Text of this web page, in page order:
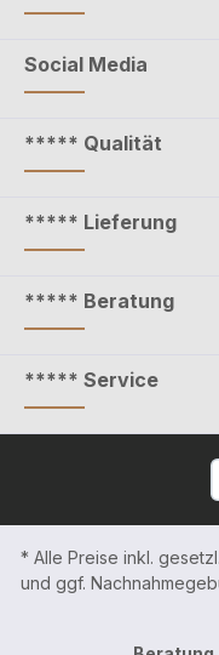
Social Media
***** Qualität
***** Lieferung
***** Beratung
***** Service
* Alle Preise inkl.
und ggf.